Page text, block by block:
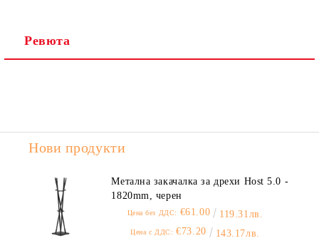
Ревюта
Нови продукти
Метална закачалка за дрехи Host 5.0 -
1820mm, черен
Цена без ДДС: €61.00 119.31лв.
Цена с ДДС: €73.20 143.17лв.